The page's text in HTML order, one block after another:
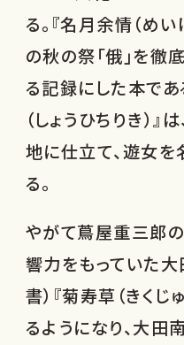
る。『名月余情（めい
の秋の祭「俄」を徹
る記録にした本で
（しょうひちりき）
地に仕立て、遊女
る。
やがて蔦屋重三郎
響力をもっていた
書）『菊寿草（きく
るようになり、大田